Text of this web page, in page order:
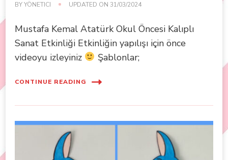
BYYÖNETICI UPDATED ON 31/03/2024
Mustafa Kemal Atatürk Okul Öncesi Kalıplı
Sanat Etkinliği Etkinliğin yapılışı için önce
videoyu izleyiniz
Şablonlar;
CONTINUE READING